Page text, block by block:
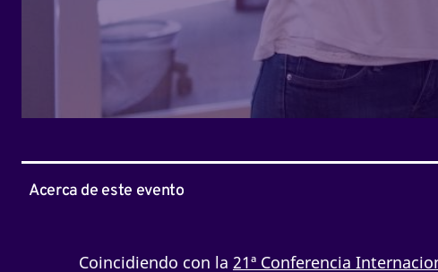
Acerca de este evento
Coincidiendo con la 21ª Conferencia